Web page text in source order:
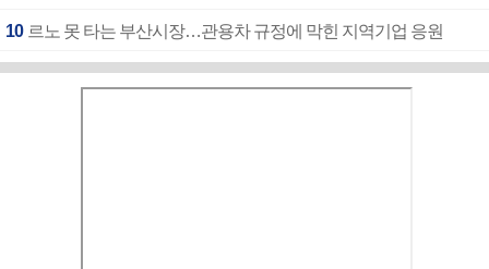
10 르노 못 타는 부산시장…관용차 규정에 막힌 지역기업 응원